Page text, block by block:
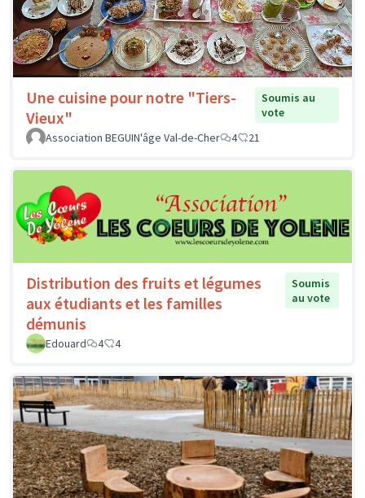
Une cuisine pour notre "Tiers-
Vieux"
Soumis au
vote
Association BEGUIN'âge Val-de-Cher
4 21
Distribution des fruits et légumes
aux étudiants et les familles
démunis
Soumis
au vote
Edouard 4 4